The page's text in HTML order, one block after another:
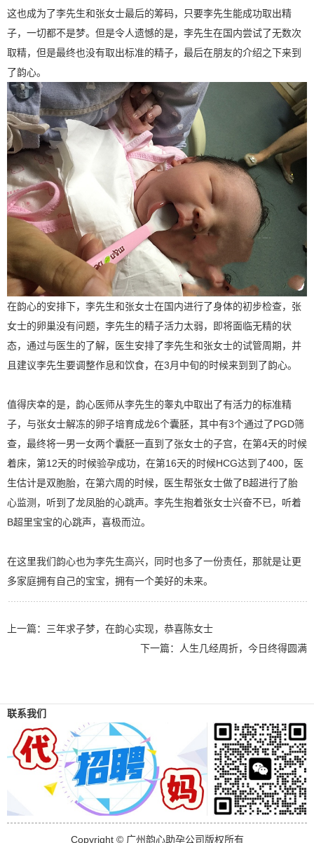
这也成为了李先生和张女士最后的筹码，只要李先生能成功取出精
子，一切都不是梦。但是令人遗憾的是，李先生在国内尝试了无数次
取精，但是最终也没有取出标准的精子，最后在朋友的介绍之下来到
了韵心。
在韵心的安排下，李先生和张女士在国内进行了身体的初步检查，张
女士的卵巢没有问题，李先生的精子活力太弱，即将面临无精的状
态，通过与医生的了解，医生安排了李先生和张女士的试管周期，并
且建议李先生要调整作息和饮食，在3月中旬的时候来到到了韵心。
值得庆幸的是，韵心医师从李先生的睾丸中取出了有活力的标准精
子，与张女士解冻的卵子培育成龙6个囊胚，其中有3个通过了PGD筛
查，最终将一男一女两个囊胚一直到了张女士的子宫，在第4天的时候
着床，第12天的时候验孕成功，在第16天的时候HCG达到了400，医
生估计是双胞胎，在第六周的时候，医生帮张女士做了B超进行了胎
心监测，听到了龙凤胎的心跳声。李先生抱着张女士兴奋不已，听着
B超里宝宝的心跳声，喜极而泣。
在这里我们韵心也为李先生高兴，同时也多了一份责任，那就是让更
多家庭拥有自己的宝宝，拥有一个美好的未来。
上一篇： 三年求子梦，在韵心实现，恭喜陈女士
下一篇：
人生几经周折，今日终得圆满
联系我们
Copyright © 广州韵心助孕公司版权所有